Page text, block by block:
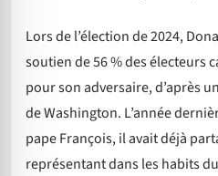
Lors de l’élection de 2024,
soutien de 56 % des électeurs
pour son adversaire, d’après
de Washington. L’année
pape François, il avait déjà
représentant dans les habits